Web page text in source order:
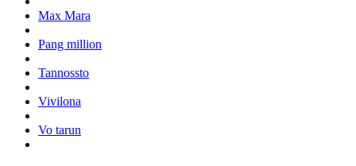
Max Mara
Pang million
Tannossto
Vivilona
Vo tarun